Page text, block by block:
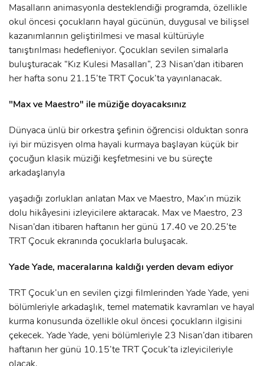
x
ÜYE OL
Masalların animasyonla desteklendiği programda, özellikle
okul öncesi çocukların hayal gücünün, duygusal ve bilişsel
kazanımlarının geliştirilmesi ve masal kültürüyle
tanıştırılması hedefleniyor. Çocukları sevilen simalarla
buluşturacak “Kız Kulesi Masalları”, 23 Nisan’dan itibaren
her hafta sonu 21.15’te TRT Çocuk’ta yayınlanacak.
"Max ve Maestro" ile müziğe doyacaksınız
Dünyaca ünlü bir orkestra şefinin öğrencisi olduktan sonra
iyi bir müzisyen olma hayali kurmaya başlayan küçük bir
çocuğun klasik müziği keşfetmesini ve bu süreçte
arkadaşlarıyla
yaşadığı zorlukları anlatan Max ve Maestro, Max’ın müzik
dolu hikâyesini izleyicilere aktaracak. Max ve Maestro, 23
Nisan’dan itibaren haftanın her günü 17.40 ve 20.25’te
TRT Çocuk ekranında çocuklarla buluşacak.
Yade Yade, maceralarına kaldığı yerden devam ediyor
TRT Çocuk’un en sevilen çizgi filmlerinden Yade Yade, yeni
bölümleriyle arkadaşlık, temel matematik kavramları ve hayal
kurma konusunda özellikle okul öncesi çocukların ilgisini
çekecek. Yade Yade, yeni bölümleriyle 23 Nisan’dan itibaren
haftanın her günü 10.15’te TRT Çocuk’ta izleyicileriyle